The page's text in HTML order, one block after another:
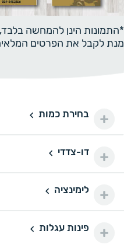
*התמונות הינן להמחשה
מנת לקבל את הפרטים
100 100 יחידות
200 יחידות
110 ₪
160 ₪
בחירת כמות
דו-צדדידו-צדדי
לימינציהלימינציה
פינות עגלות
פינות עגלות